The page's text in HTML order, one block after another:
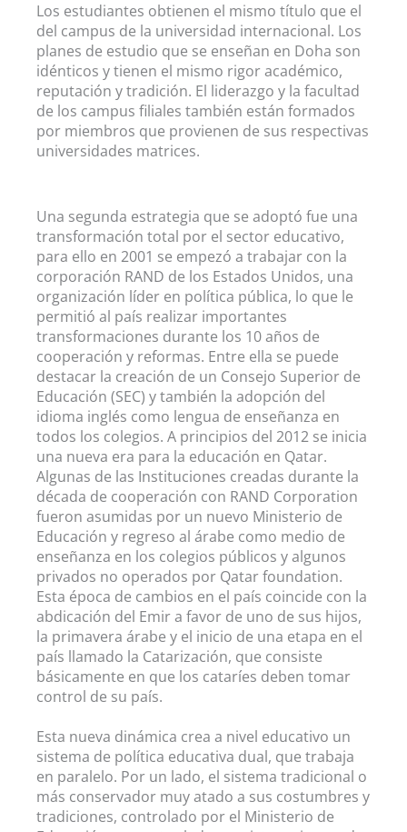
Los estudiantes obtienen el mismo título que el
del campus de la universidad internacional. Los
planes de estudio que se enseñan en Doha son
idénticos y tienen el mismo rigor académico,
reputación y tradición. El liderazgo y la facultad
de los campus filiales también están formados
por miembros que provienen de sus respectivas
universidades matrices.
Una segunda estrategia que se adoptó fue una
transformación total por el sector educativo,
para ello en 2001 se empezó a trabajar con la
corporación RAND de los Estados Unidos, una
organización líder en política pública, lo que le
permitió al país realizar importantes
transformaciones durante los 10 años de
cooperación y reformas. Entre ella se puede
destacar la creación de un Consejo Superior de
Educación (SEC) y también la adopción del
idioma inglés como lengua de enseñanza en
todos los colegios. A principios del 2012 se inicia
una nueva era para la educación en Qatar.
Algunas de las Instituciones creadas durante la
década de cooperación con RAND Corporation
fueron asumidas por un nuevo Ministerio de
Educación y regreso al árabe como medio de
enseñanza en los colegios públicos y algunos
privados no operados por Qatar foundation.
Esta época de cambios en el país coincide con la
abdicación del Emir a favor de uno de sus hijos,
la primavera árabe y el inicio de una etapa en el
país llamado la Catarización, que consiste
básicamente en que los cataríes deben tomar
control de su país.
Esta nueva dinámica crea a nivel educativo un
sistema de política educativa dual, que trabaja
en paralelo. Por un lado, el sistema tradicional o
más conservador muy atado a sus costumbres y
tradiciones, controlado por el Ministerio de